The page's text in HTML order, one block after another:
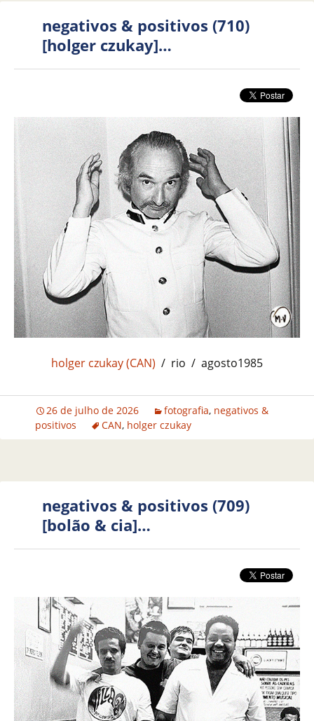
negativos & positivos (710)
[holger czukay]…
holger czukay (CAN) / rio / agosto1985
26 de julho de 2026 fotografia, negativos &
positivos
CAN, holger czukay
negativos & positivos (709)
[bolão & cia]…